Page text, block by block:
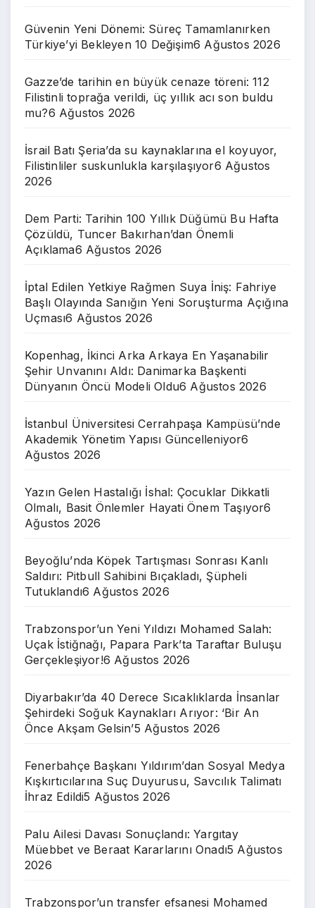
Güvenin Yeni Dönemi: Süreç Tamamlanırken
Türkiye’yi Bekleyen 10 Değişim6 Ağustos 2026
Gazze’de tarihin en büyük cenaze töreni: 112
Filistinli toprağa verildi, üç yıllık acı son buldu
mu?6 Ağustos 2026
İsrail Batı Şeria’da su kaynaklarına el koyuyor,
Filistinliler suskunlukla karşılaşıyor6 Ağustos
2026
Dem Parti: Tarihin 100 Yıllık Düğümü Bu Hafta
Çözüldü, Tuncer Bakırhan’dan Önemli
Açıklama6 Ağustos 2026
İptal Edilen Yetkiye Rağmen Suya İniş: Fahriye
Başlı Olayında Sanığın Yeni Soruşturma Açığına
Uçması6 Ağustos 2026
Kopenhag, İkinci Arka Arkaya En Yaşanabilir
Şehir Unvanını Aldı: Danimarka Başkenti
Dünyanın Öncü Modeli Oldu6 Ağustos 2026
İstanbul Üniversitesi Cerrahpaşa Kampüsü’nde
Akademik Yönetim Yapısı Güncelleniyor6
Ağustos 2026
Yazın Gelen Hastalığı İshal: Çocuklar Dikkatli
Olmalı, Basit Önlemler Hayati Önem Taşıyor6
Ağustos 2026
Beyoğlu’nda Köpek Tartışması Sonrası Kanlı
Saldırı: Pitbull Sahibini Bıçakladı, Şüpheli
Tutuklandı6 Ağustos 2026
Trabzonspor’un Yeni Yıldızı Mohamed Salah:
Uçak İstiğnağı, Papara Park’ta Taraftar Buluşu
Gerçekleşiyor!6 Ağustos 2026
Diyarbakır’da 40 Derece Sıcaklıklarda İnsanlar
Şehirdeki Soğuk Kaynakları Arıyor: ‘Bir An
Önce Akşam Gelsin’5 Ağustos 2026
Fenerbahçe Başkanı Yıldırım’dan Sosyal Medya
Kışkırtıcılarına Suç Duyurusu, Savcılık Talimatı
İhraz Edildi5 Ağustos 2026
Palu Ailesi Davası Sonuçlandı: Yargıtay
Müebbet ve Beraat Kararlarını Onadı5 Ağustos
2026
Trabzonspor’un transfer efsanesi Mohamed